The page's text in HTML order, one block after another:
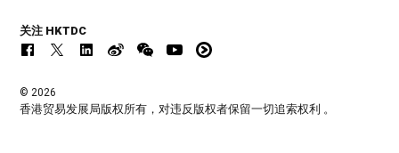
关注 HKTDC
© 2026
香港贸易发展局版权所有，对违反版权者保留一切追索权利 。